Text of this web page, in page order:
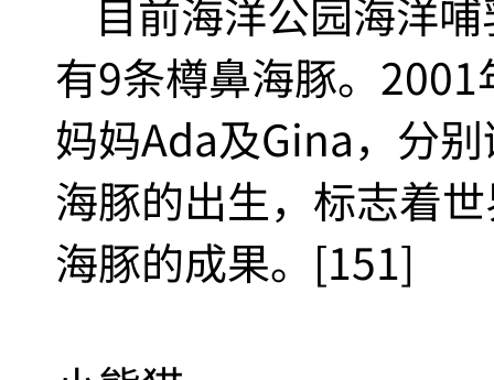
目前海洋公园海洋
有9条樽鼻海豚。
妈妈Ada及Gina，分
海豚的出生，标志着
海豚的成果。[151]